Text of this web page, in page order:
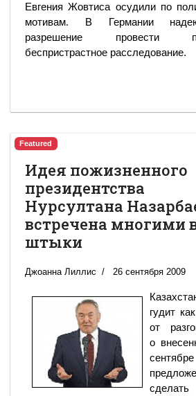
Евгения Жовтиса осудили по
мотивам. В Германии
разрешение провести
беспристрастное расследование.
Featured
Идея пожизненного
президентства
Нурсултана
встречена многими
штыки
Джоанна Лиллис 26 сентября 2009
гудит
от
о
сентябре
сделать